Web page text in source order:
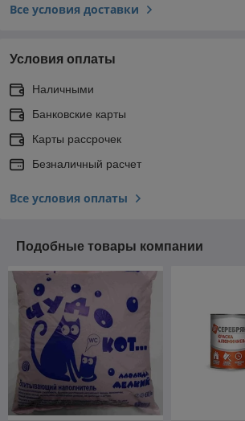
Все условия доставки
Условия оплаты
Наличными
Банковские карты
Карты рассрочек
Безналичный расчет
Все условия оплаты
Подобные товары компании